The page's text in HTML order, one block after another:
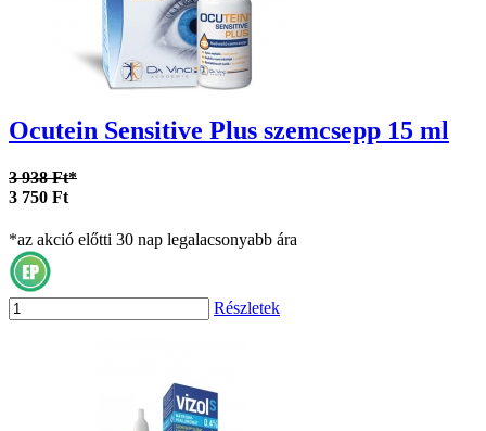
Ocutein Sensitive Plus szemcsepp 15 ml
3 938 Ft*
3 750 Ft
*az akció előtti 30 nap legalacsonyabb ára
Részletek